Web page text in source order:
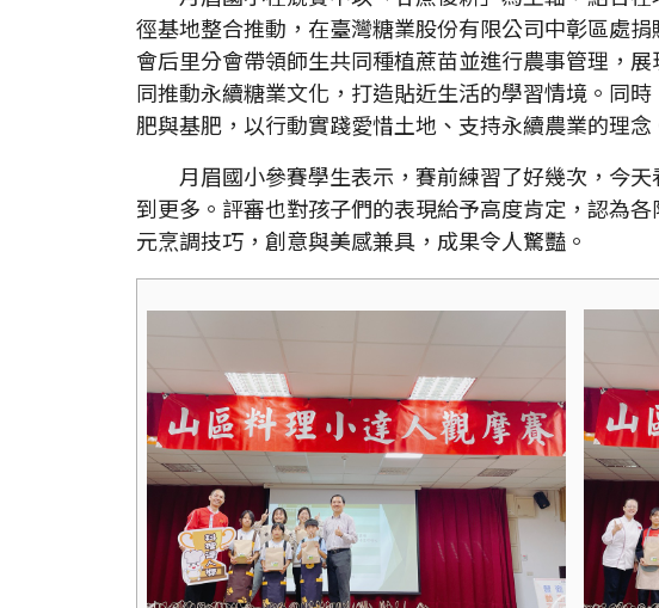
徑基地整合推動，在臺灣糖業股份有限公司中彰區處
會后里分會帶領師生共同種植蔗苗並進行農事管理，
同推動永續糖業文化，打造貼近生活的學習情境。同
肥與基肥，以行動實踐愛惜土地、支持永續農業的理念
月眉國小參賽學生表示，賽前練習了好幾次，今天
到更多。評審也對孩子們的表現給予高度肯定，認為
元烹調技巧，創意與美感兼具，成果令人驚豔。